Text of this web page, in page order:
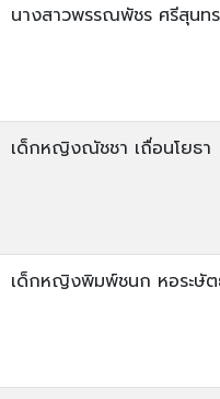
นางสาวพรรณพัชร ศรีสุนทร
เด็กหญิงณัชชา เถื่อนโยธา
เด็กหญิงพิมพ์ชนก หอระษั